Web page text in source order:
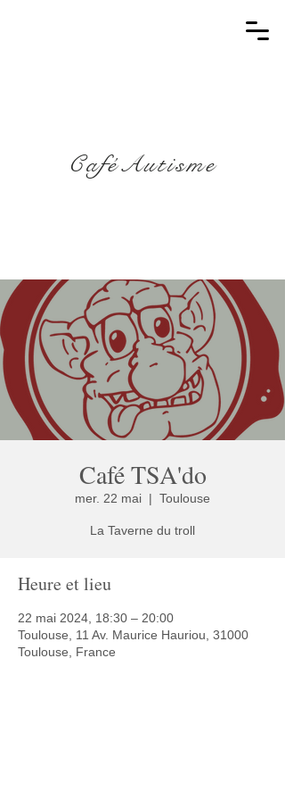
CaféAutisme
Café TSA'do
mer. 22 mai
  |
Toulouse
La Taverne du troll
Heure et lieu
22 mai 2024, 18:30 – 20:00
Toulouse, 11 Av. Maurice Hauriou, 31000
Toulouse, France